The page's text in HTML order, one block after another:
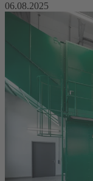
06.08.2025